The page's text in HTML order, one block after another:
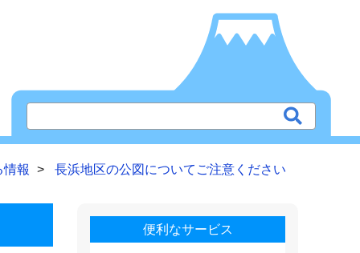
情報 長浜地区の公図についてご注意ください
便利なサービス